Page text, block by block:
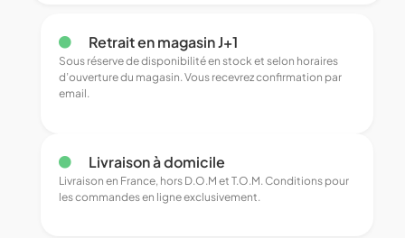
Retrait en magasin J+1
Sous réserve de disponibilité en stock et selon horaires
d’ouverture du magasin. Vous recevrez confirmation par
email.
Livraison à domicile
Livraison en France, hors D.O.M et T.O.M. Conditions pour
les commandes en ligne exclusivement.